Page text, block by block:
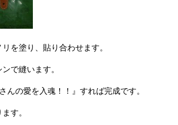
を塗り、貼り合わせます。
で縫います。
んの愛を入魂！！』すれば完成です。
す。